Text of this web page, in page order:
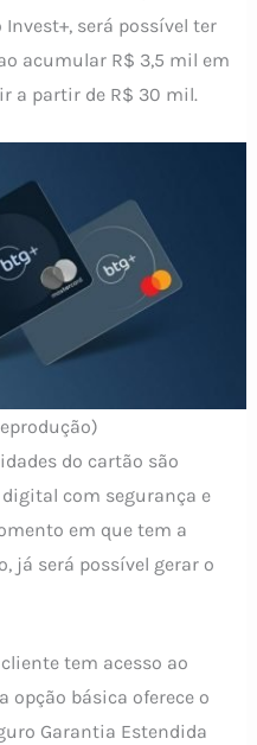
será possível ter
acumular R$ 3,5 mil em
a partir de R$ 30 mil.
do cartão são
com segurança e
em que tem a
já será possível gerar o
tem acesso ao
opção básica oferece o
Garantia Estendida